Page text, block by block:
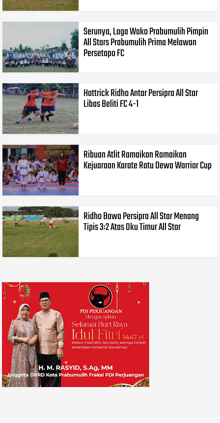
Serunya, Laga Wako Prabumulih Pimpin
All Stars Prabumulih Prima Melawan
Persetapo FC
Hattrick Ridho Antar Persipra All Star
Libas Beliti FC 4-1
Ribuan Atlit Ramaikan Ramaikan
Kejuaraan Karate Ratu Dewa Warrior Cup
Ridho Bawa Persipra All Star Menang
Tipis 3:2 Atas Oku Timur All Star